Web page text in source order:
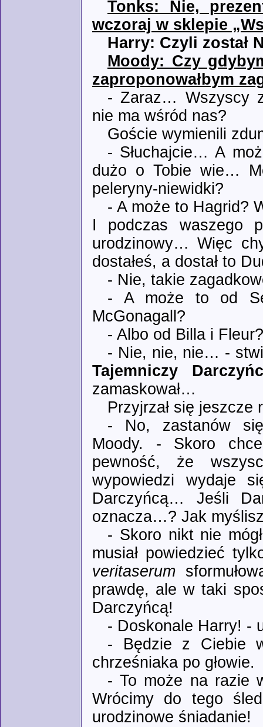
Tonks: Nie,
wczoraj w sklepie
Harry: Czyli został
Moody: Czy
zaproponowałbym
- Zaraz… Wszyscy
nie ma wśród nas?
Goście wymienili
- Słuchajcie… A
dużo o Tobie wie…
peleryny-niewidki?
- A może to Hagrid?
I podczas waszego
urodzinowy… Więc
dostałeś, a dostał to
- Nie, takie
- A może to od
McGonagall?
- Albo od Billa i
- Nie, nie, nie… -
Tajemniczy
zamaskował…
Przyjrzał się jeszcze
- No, zastanów
Moody. - Skoro
pewność, że
wypowiedzi wydaje
Darczyńcą… Jeśli
oznacza…? Jak
- Skoro nikt nie
musiał powiedzieć
veritaserum
prawdę, ale w taki
Darczyńcą!
- Doskonale Harry! -
- Będzie z Ciebie
chrześniaka po głowie.
- To może na razie
Wrócimy do tego
urodzinowe śniadanie!